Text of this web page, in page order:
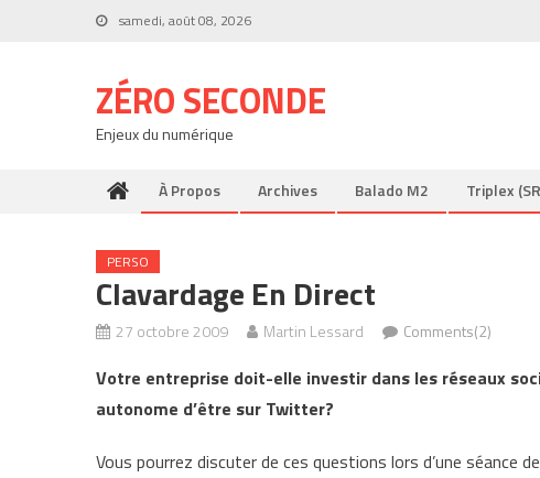
samedi, août 08, 2026
ZÉRO SECONDE
Enjeux du numérique
À Propos Archives Balado M2 Triplex
PERSO
Clavardage En Direct
27 octobre 2009 Martin Lessard Comments(2)
Votre entreprise doit-elle investir dans les réseaux
autonome d’être sur Twitter?
Vous pourrez discuter de ces questions lors d’une séance